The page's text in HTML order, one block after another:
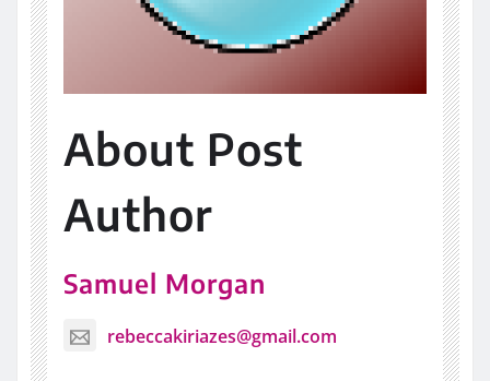
About Post
Author
Samuel Morgan
rebeccakiriazes@gmail.com